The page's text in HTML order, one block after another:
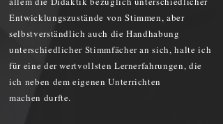
Entwicklungszustände von Stimmen, aber
selbstverständlich auch die Handhabung
unterschiedlicher Stimmfächer an sich, halte ich
für eine der wertvollsten Lernerfahrungen, die
ich neben dem eigenen Unterrichten
machen durfte.